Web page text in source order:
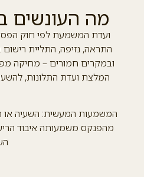
מה העונשים
ועדת המשמעת לפי חוק
התראה, נזיפה, התליית
ובמקרים חמורים – מחיקה
המלצת ועדת התלונות,
המשמעות המעשית: השעיה או
מהפנקס משמעותה איבוד